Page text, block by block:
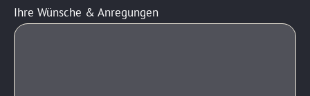
Ihre Wünsche & Anregungen